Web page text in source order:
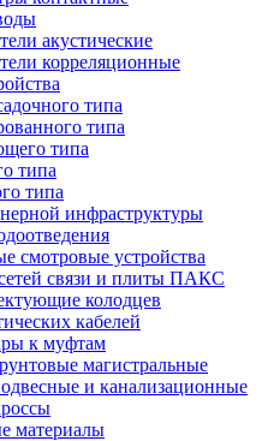
акустические
корреляционные
типа
типа
типа
типа
типа
инфраструктуры
смотровые устройства
связи и плиты ПАКС
колодцев
кабелей
к муфтам
магистральные
и канализационные
материалы